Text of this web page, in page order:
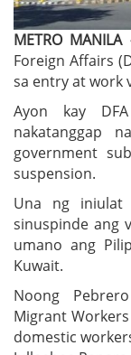
METRO MANILA
Foreign Affairs
sa entry at work
Ayon kay
nakatanggap
government
suspension.
Una ng iniulat
sinuspinde ang
umano ang
Kuwait.
Noong
Migrant
domestic